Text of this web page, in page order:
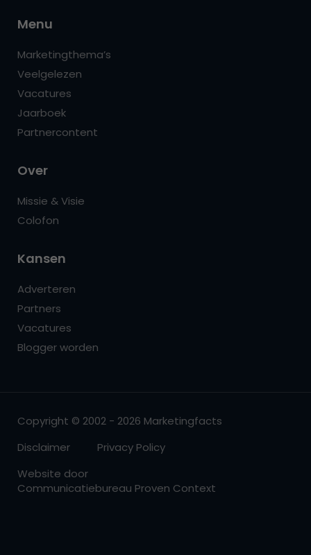
Menu
Marketingthema’s
Veelgelezen
Vacatures
Jaarboek
Partnercontent
Over
Missie & Visie
Colofon
Kansen
Adverteren
Partners
Vacatures
Blogger worden
Copyright © 2002 - 2026 Marketingfacts
Disclaimer
Privacy Policy
Website door
Communicatiebureau Proven Context